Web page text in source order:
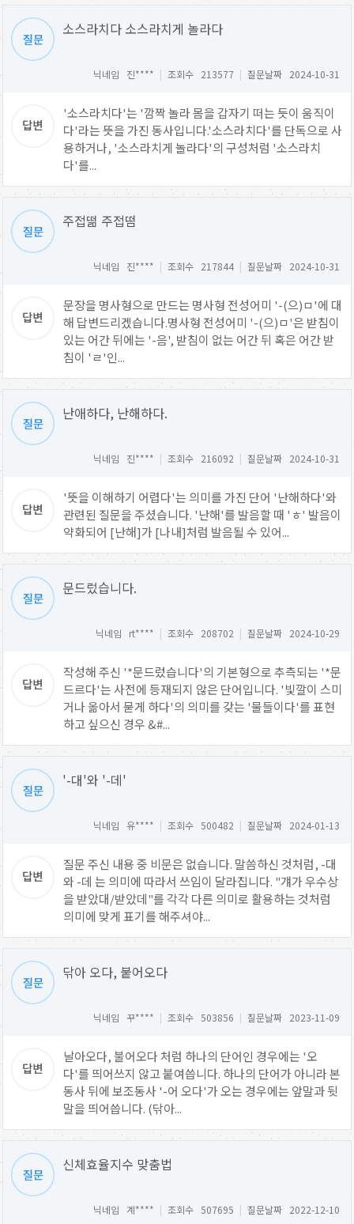
소스라치다 소스라치게 놀라다
닉네임 진**** | 조회수 213577 | 질문날짜 2024-10-31
'소스라치다'는 '깜짝 놀라 몸을 갑자기 떠는 듯이 움직이
다'라는 뜻을 가진 동사입니다.'소스라치다'를 단독으로 사
용하거나, '소스라치게 놀라다'의 구성처럼 '소스라치
다'를...
주접떪 주접떰
닉네임 진**** | 조회수 217844 | 질문날짜 2024-10-31
문장을 명사형으로 만드는 명사형 전성어미 '-(으)ㅁ'에 대
해 답변드리겠습니다.명사형 전성어미 '-(으)ㅁ'은 받침이
있는 어간 뒤에는 '-음', 받침이 없는 어간 뒤 혹은 어간 받
침이 'ㄹ'인...
난애하다, 난해하다.
닉네임 진**** | 조회수 216092 | 질문날짜 2024-10-31
'뜻을 이해하기 어렵다'는 의미를 가진 단어 '난해하다'와
관련된 질문을 주셨습니다. '난해'를 발음할 때 'ㅎ' 발음이
약화되어 [난해]가 [나내]처럼 발음될 수 있어...
문드렀습니다.
닉네임 rt**** | 조회수 208702 | 질문날짜 2024-10-29
작성해 주신 '*문드렀습니다'의 기본형으로 추측되는 '*문
드르다'는 사전에 등재되지 않은 단어입니다. '빛깔이 스미
거나 옮아서 묻게 하다'의 의미를 갖는 '물들이다'를 표현
하고 싶으신 경우 &#...
'-대'와 '-데'
닉네임 유**** | 조회수 500482 | 질문날짜 2024-01-13
질문 주신 내용 중 비문은 없습니다. 말씀하신 것처럼, -대
와 -데 는 의미에 따라서 쓰임이 달라집니다. "걔가 우수상
을 받았대/받았데"를 각각 다른 의미로 활용하는 것처럼
의미에 맞게 표기를 해주셔야...
닦아 오다, 붙어오다
닉네임 꾸**** | 조회수 503856 | 질문날짜 2023-11-09
날아오다, 불어오다 처럼 하나의 단어인 경우에는 '오
다'를 띄어쓰지 않고 붙여씁니다. 하나의 단어가 아니라 본
동사 뒤에 보조동사 '-어 오다'가 오는 경우에는 앞말과 뒷
말을 띄어씁니다. (닦아...
신체효율지수 맞춤법
닉네임 계**** | 조회수 507695 | 질문날짜 2022-12-10